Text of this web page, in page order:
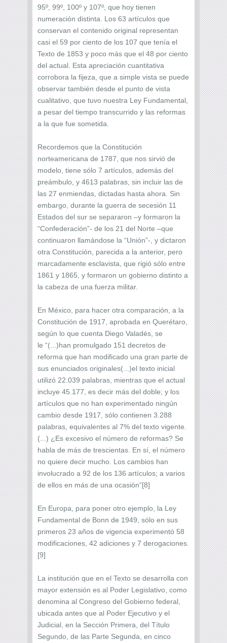
95º, 99º, 100º y 107º, que hoy tienen
numeración distinta. Los 63 artículos que
conservan el contenido original representan
casi el 59 por ciento de los 107 que tenía el
Texto de 1853 y poco más que el 48 por ciento
del actual. Esta apreciación cuantitativa
corrobora la fijeza, que a simple vista se puede
observar también desde el punto de vista
cualitativo, que tuvo nuestra Ley Fundamental,
a pesar del tiempo transcurrido y las reformas
a la que fue sometida.
Recordemos que la Constitución
norteamericana de 1787, que nos sirvió de
modelo, tiene sólo 7 artículos, además del
preámbulo, y 4613 palabras, sin incluir las de
las 27 enmiendas, dictadas hasta ahora. Sin
embargo, durante la guerra de secesión 11
Estados del sur se separaron –y formaron la
“Confederación”- de los 21 del Norte –que
continuaron llamándose la “Unión”-, y dictaron
otra Constitución, parecida a la anterior, pero
marcadamente esclavista, que rigió sólo entre
1861 y 1865, y formaron un gobierno distinto a
la cabeza de una fuerza militar.
En México, para hacer otra comparación, a la
Constitución de 1917, aprobada en Querétaro,
según lo que cuenta Diego Valadés, se
le “(...)han promulgado 151 decretos de
reforma que han modificado una gran parte de
sus enunciados originales(...)el texto inicial
utilizó 22.039 palabras, mientras que el actual
incluye 45.177, es decir más del doble; y los
artículos que no han experimentado ningún
cambio desde 1917, sólo contienen 3.288
palabras, equivalentes al 7% del texto vigente.
(...) ¿Es excesivo el número de reformas? Se
habla de más de trescientas. En sí, el número
no quiere decir mucho. Los cambios han
involucrado a 92 de los 136 artículos; a varios
de ellos en más de una ocasión”[8]
En Europa, para poner otro ejemplo, la Ley
Fundamental de Bonn de 1949, sólo en sus
primeros 23 años de vigencia experimentó 58
modificaciones, 42 adiciones y 7 derogaciones.
[9]
La institución que en el Texto se desarrolla con
mayor extensión es al Poder Legislativo, como
denomina al Congreso del Gobierno federal,
ubicada antes que al Poder Ejecutivo y el
Judicial, en la Sección Primera, del Título
Segundo, de las Parte Segunda, en cinco